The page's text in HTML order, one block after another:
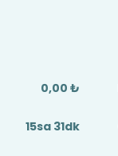
0,00 ₺
15sa 31dk